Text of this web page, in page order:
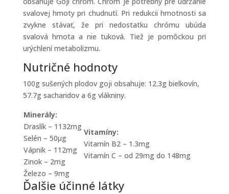
svalovej hmoty pri chudnutí. Pri redukcii hmotnosti sa
zvykne stávať, že pri nedostatku chrómu ubúda
svalová hmota a nie tuková. Tiež je pomôckou pri
urýchlení metabolizmu.
Nutričné hodnoty
100g sušených plodov goji obsahuje: 12.3g bielkovín,
57.7g sacharidov a 6g vlákniny.
Minerály:
Draslík – 1132mg
Selén – 50µg
Vápnik – 112mg
Zinok – 2mg
Železo – 9mg
Vitamíny:
Vitamín B2 – 1.3mg
Vitamín C – od 29mg do 148mg
Ďalšie účinné látky